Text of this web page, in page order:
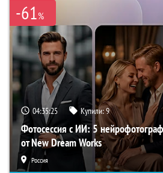
-61%
04:35:24 Купили:9
Фотосессия с ИИ: 5
от New Dream Works
Россия